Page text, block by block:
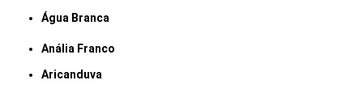
Água Branca
Anália Franco
Aricanduva